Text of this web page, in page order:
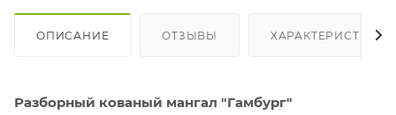
ОПИСАНИЕ ОТЗЫВЫ ХАРАКТЕРИСТИКИ
Разборный кованый мангал "Гамбург"